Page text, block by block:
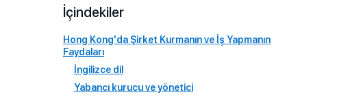
İçindekiler
Hong Kong'da Şirket Kurmanın ve İş Yapmanın
Faydaları
İngilizce dil
Yabancı kurucu ve yönetici